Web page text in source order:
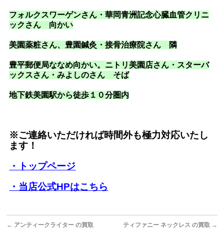
フォルクスワーゲンさん・華岡青洲記念心臓血管クリニ
ックさん 向かい
美園薬粧さん、豊園鍼灸・接骨治療院さん 隣
豊平郵便局ななめ向かい。ニトリ美園店さん・スターバ
ックスさん・みよしのさん そば
地下鉄美園駅から徒歩１０分圏内
※ご連絡いただければ時間外も極力対応いたし
ます！
・トップページ
・当店公式HPはこちら
← アンティークライター の買取 ティファニー ネックレス の買取 →